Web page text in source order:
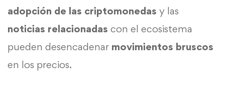
adopción de las criptomonedas y las
noticias relacionadas con el ecosistema
pueden desencadenar movimientos bruscos
en los precios.